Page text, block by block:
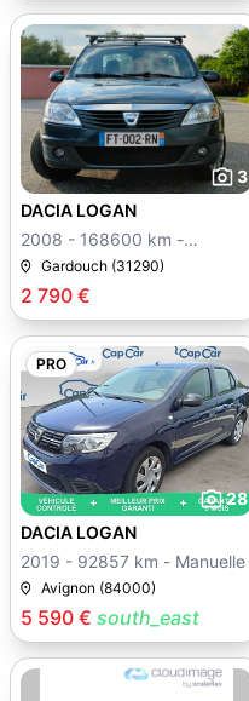
3
2 790 €
DACIA LOGAN
2008 - 168600 km -
Manuelle
Gardouch (31290)
PRO
28
5 590 € south_east
DACIA LOGAN
2019 - 92857 km - Manuelle
Avignon (84000)